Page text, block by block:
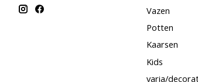
Vazen
Potten
Kaarsen
Kids
varia/